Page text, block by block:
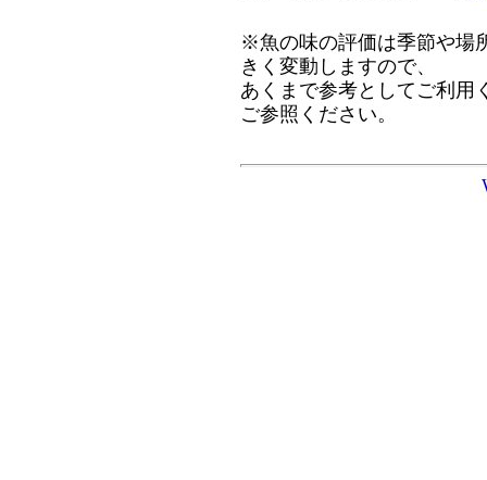
※魚の味の評価は季節や場
きく変動しますので、
あくまで参考としてご利
ご参照ください。